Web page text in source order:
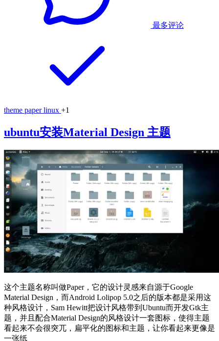
最多评论
theme paperlinux +1
ubuntu安装Material Design 主题
这个主题名称叫做Paper，它的设计灵感来自源于Google
Material Design，而Android Lolipop 5.0之后的版本都是采用这
种风格设计，Sam Hewitt把设计风格带到Ubuntu而开发Gtk主
题，并且配合Material Design的风格设计一套图标，使得主题
看起来不会很突兀，扁平化的图标和主题，让你看起来更像是
一张纸